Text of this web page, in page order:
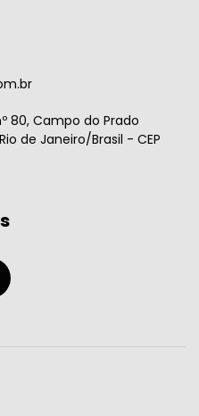
80, Campo do Prado
de Janeiro/Brasil - CEP